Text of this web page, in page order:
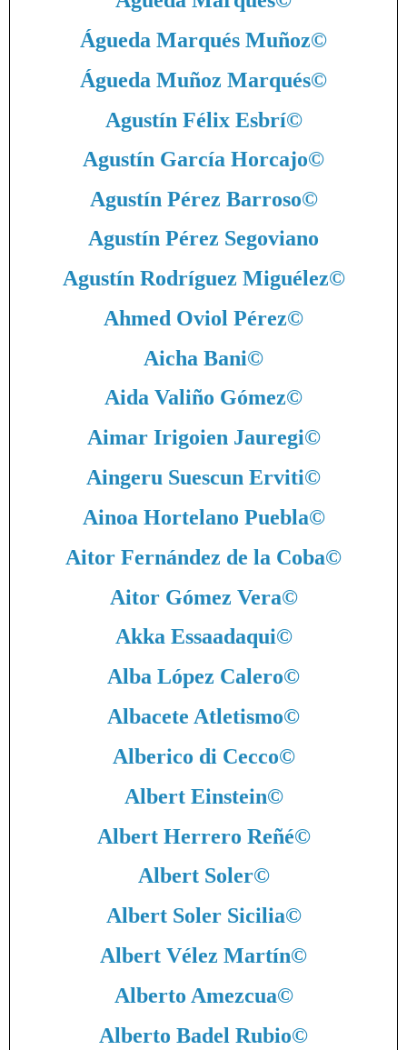
Águeda Marqués Muñoz©
Águeda Muñoz Marqués©
Agustín Félix Esbrí©
Agustín García Horcajo©
Agustín Pérez Barroso©
Agustín Pérez Segoviano
Agustín Rodríguez Miguélez©
Ahmed Oviol Pérez©
Aicha Bani©
Aida Valiño Gómez©
Aimar Irigoien Jauregi©
Aingeru Suescun Erviti©
Ainoa Hortelano Puebla©
Aitor Fernández de la Coba©
Aitor Gómez Vera©
Akka Essaadaqui©
Alba López Calero©
Albacete Atletismo©
Alberico di Cecco©
Albert Einstein©
Albert Herrero Reñé©
Albert Soler©
Albert Soler Sicilia©
Albert Vélez Martín©
Alberto Amezcua©
Alberto Badel Rubio©